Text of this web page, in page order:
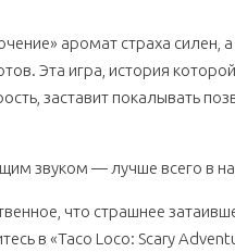
аромат страха силен,
Эта игра, история
заставит покалывать
звуком — лучше всего в
что страшнее
в «Taco Loco: Scary